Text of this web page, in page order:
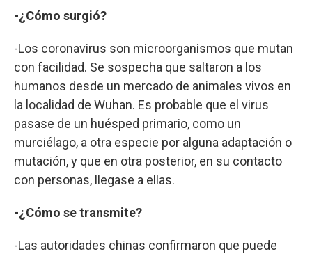
-¿Cómo surgió?
-Los coronavirus son microorganismos que mutan
con facilidad. Se sospecha que saltaron a los
humanos desde un mercado de animales vivos en
la localidad de Wuhan. Es probable que el virus
pasase de un huésped primario, como un
murciélago, a otra especie por alguna adaptación o
mutación, y que en otra posterior, en su contacto
con personas, llegase a ellas.
-¿Cómo se transmite?
-Las autoridades chinas confirmaron que puede